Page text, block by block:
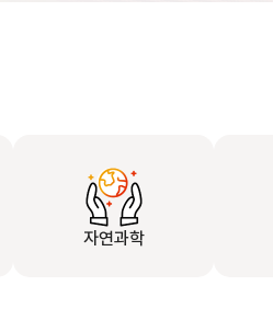
자연과학